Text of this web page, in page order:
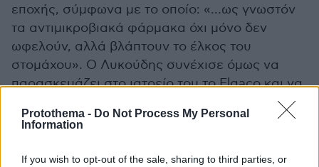
Protothema - Do Not Process My Personal
Information
If you wish to opt-out of the sale, sharing to third parties, or
εποχής, σύμφωνα με το οποίο: «…ως γνωστόν
τα αντιμικροβιακά φάρμακα όχι μόνο δεν
ωφελούν, αλλά βλάπτουν το έλκος του
στομάχου». Ο Λυκούδης συνέχισε όμως να
παρασκευάζει στο ιατρείο του το Elgaco και να
χορηγεί καθημερινά 100 με 150 κουτιά στους
ελκοπαθείς ασθενείς του. Βέβαιος για την
προσέγγισε μεγάλες ξένες φαρμακευτικές